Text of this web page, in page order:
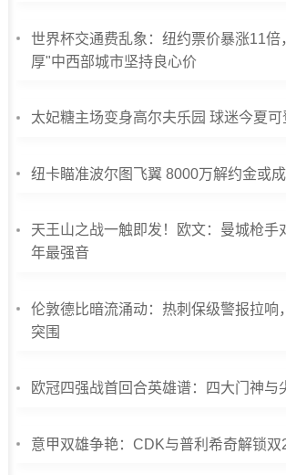
世界杯交通费乱象：纽约票价暴涨11倍
厚"中西部城市坚持良心价
太妃糖主场变身高尔夫乐园 球迷今夏
纽卡瞄准波尔图飞翼 8000万解约金或
天王山之战一触即发！欧文：曼城枪手
年最强音
伦敦德比暗流涌动：热刺保级警报拉响
突围
欧冠四强战首回合英雄谱：四大门神与
意甲双雄争艳：CDK与普利希奇解锁双